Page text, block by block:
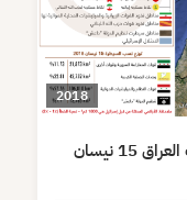
2018
خريطة النفوذ والسيطرة في سورية وغرب العراق 15 نيسان